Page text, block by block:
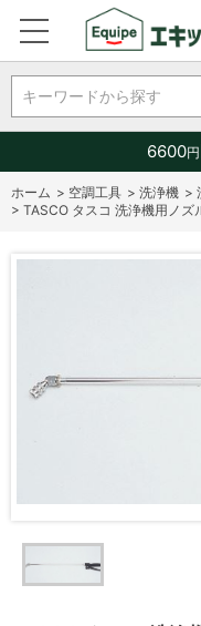
キーワードから探す
6600円
ホーム > 空調工具 > 洗浄機 >
> TASCO タスコ 洗浄機用ノ